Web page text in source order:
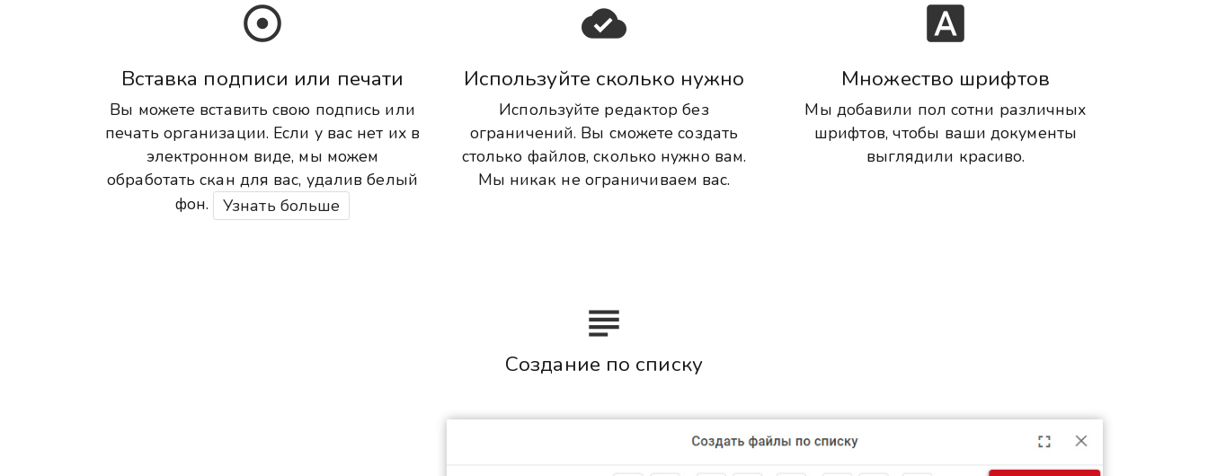

Вставка подписи или печати
Вы можете вставить свою подпись или
печать организации. Если у вас нет их в
электронном виде, мы можем
обработать скан для вас, удалив белый
фон.
Узнать больше

Используйте сколько нужно
Используйте редактор без
ограничений. Вы сможете создать
столько файлов, сколько нужно вам.
Мы никак не ограничиваем вас.
font_download
Множество шрифтов
Мы добавили пол сотни различных
шрифтов, чтобы ваши документы
выглядили красиво.

Создание по списку